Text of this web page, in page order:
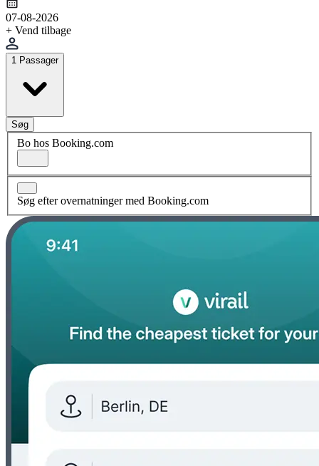
07-08-2026
+ Vend tilbage
1 Passager
Søg
Bo hos Booking.com
Søg efter overnatninger med Booking.com